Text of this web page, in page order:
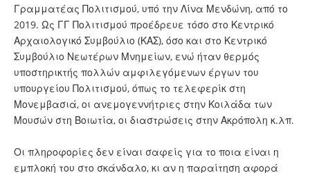
Γραμματέας Πολιτισμού, υπό την Λίνα Μενδώνη, από το
2019. Ως ΓΓ Πολιτισμού προέδρευε τόσο στο Κεντρικό
Αρχαιολογικό Συμβούλιο (ΚΑΣ), όσο και στο Κεντρικό
Συμβούλιο Νεωτέρων Μνημείων, ενώ ήταν θερμός
υποστηρικτής πολλών αμφιλεγόμενων έργων του
υπουργείου Πολιτισμού, όπως το τελεφερίκ στη
Μονεμβασιά, οι ανεμογεννήτριες στην Κοιλάδα των
Μουσών στη Βοιωτία, οι διαστρώσεις στην Ακρόπολη κ.λπ.
Οι πληροφορίες δεν είναι σαφείς για το ποια είναι η
εμπλοκή του στο σκάνδαλο, κι αν η παραίτηση αφορά